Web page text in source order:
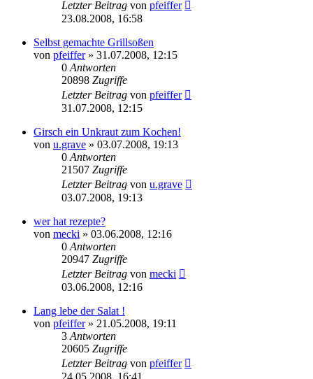
Letzter Beitrag von pfeiffer
23.08.2008, 16:58
Selbst gemachte Grillsoßen
von pfeiffer» 31.07.2008, 12:15
0 Antworten
20898 Zugriffe
Letzter Beitrag von pfeiffer
31.07.2008, 12:15
Girsch ein Unkraut zum Kochen!
von u.grave » 03.07.2008, 19:13
0 Antworten
21507 Zugriffe
Letzter Beitrag von u.grave
03.07.2008, 19:13
wer hat rezepte?
von mecki » 03.06.2008, 12:16
0 Antworten
20947 Zugriffe
Letzter Beitrag von mecki
03.06.2008, 12:16
Lang lebe der Salat !
von pfeiffer» 21.05.2008, 19:11
3 Antworten
20605 Zugriffe
Letzter Beitrag von pfeiffer
24.05.2008, 16:41